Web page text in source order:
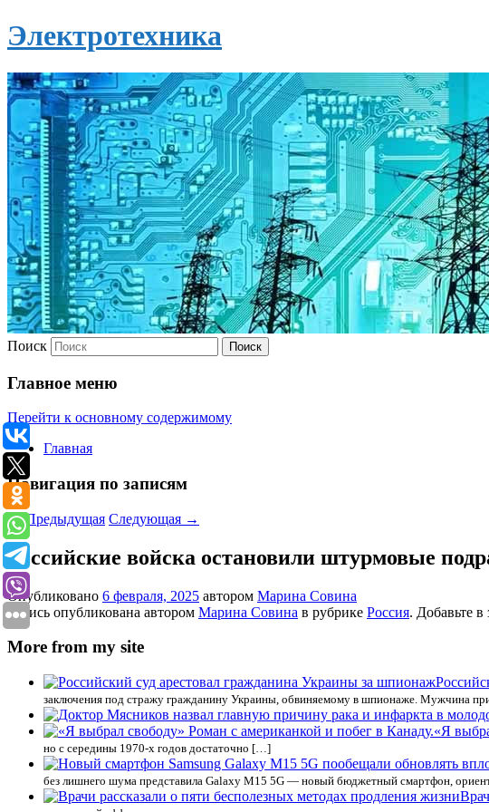
Электротехника
Поиск
Главное меню
Перейти к основному содержимому
Главная
Навигация по записям
←Предыдущая Следующая →
Российские войска остановили штурмовые
Опубликовано 6 февраля, 2025 автором Марина Совина
Запись опубликована автором Марина Совина в рубрике Россия. Добавьте в
More from my site
заключения под стражу гражданину Украины, обвиняемому в шпионаже. Мужчина
«Я
но с середины 1970-х годов достаточно […]
без лишнего шума представила Galaxy M15 5G — новый бюджетный смартфон,